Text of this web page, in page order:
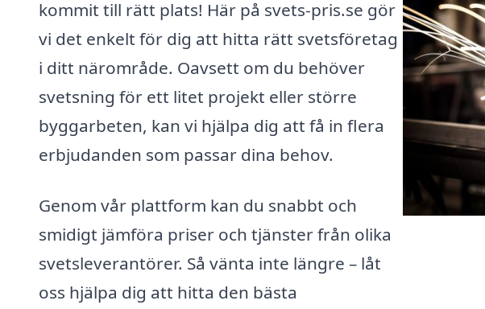
kommit till rätt plats! Här på svets-pris.se gör
vi det enkelt för dig att hitta rätt svetsföretag
i ditt närområde. Oavsett om du behöver
svetsning för ett litet projekt eller större
byggarbeten, kan vi hjälpa dig att få in flera
erbjudanden som passar dina behov.
Genom vår plattform kan du snabbt och
smidigt jämföra priser och tjänster från olika
svetsleverantörer. Så vänta inte längre – låt
oss hjälpa dig att hitta den bästa